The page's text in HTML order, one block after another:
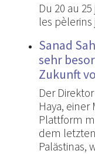
Du 20 au
les pèlerins
Sanad
sehr
Zukunft
Der
Haya,
Plattform
dem
Palästinas,